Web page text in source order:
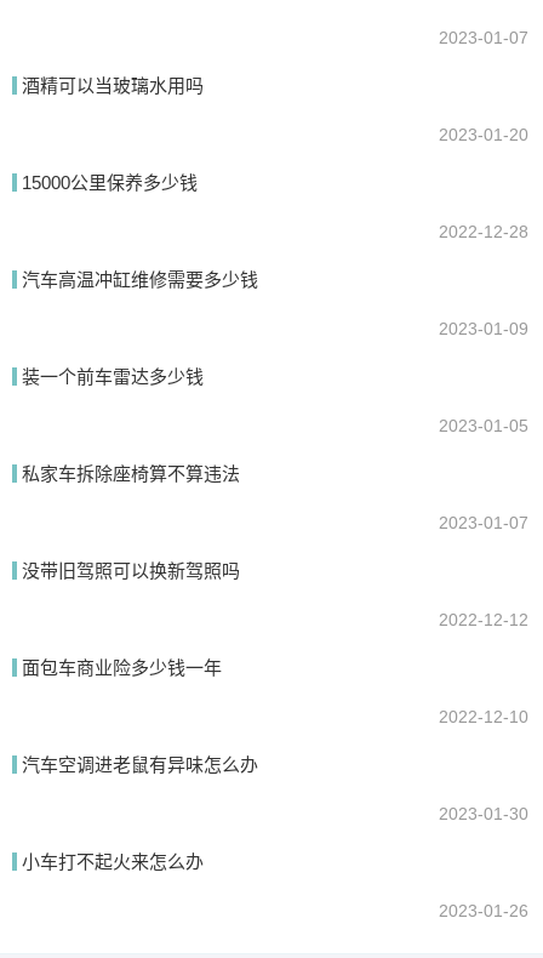
2023-01-07
酒精可以当玻璃水用吗
2023-01-20
15000公里保养多少钱
2022-12-28
汽车高温冲缸维修需要多少钱
2023-01-09
装一个前车雷达多少钱
2023-01-05
私家车拆除座椅算不算违法
2023-01-07
没带旧驾照可以换新驾照吗
2022-12-12
面包车商业险多少钱一年
2022-12-10
汽车空调进老鼠有异味怎么办
2023-01-30
小车打不起火来怎么办
2023-01-26